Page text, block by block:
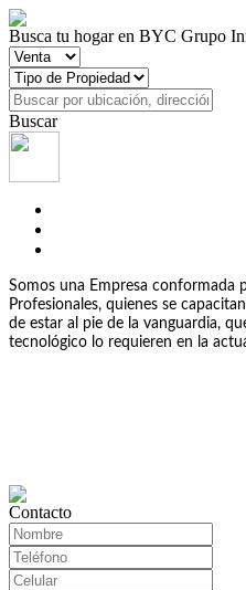
Busca tu hogar en BYC Grupo
Buscar
Somos una Empresa conformada
Profesionales, quienes se
de estar al pie de la vanguardia,
tecnológico lo requieren en la
Contacto